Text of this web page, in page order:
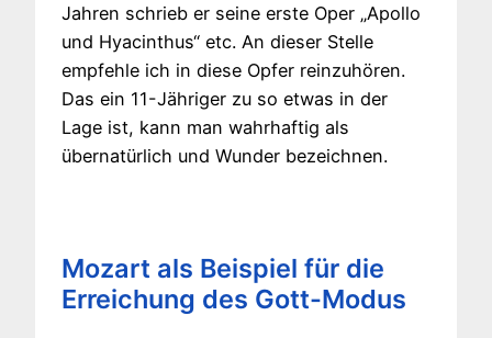
Jahren schrieb er seine erste Oper „Apollo
und Hyacinthus“ etc. An dieser Stelle
empfehle ich in diese Opfer reinzuhören.
Das ein 11-Jähriger zu so etwas in der
Lage ist, kann man wahrhaftig als
übernatürlich und Wunder bezeichnen.
Mozart als Beispiel für die
Erreichung des Gott-Modus